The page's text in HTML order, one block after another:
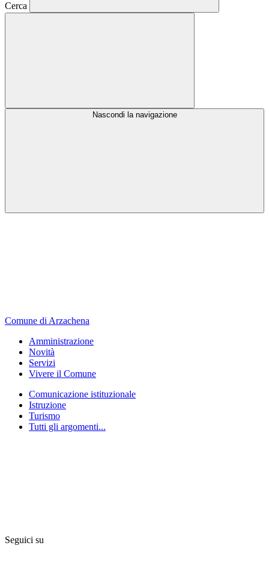
Cerca
Nascondi la navigazione
Comune di Arzachena
Amministrazione
Novità
Servizi
Vivere il Comune
Comunicazione istituzionale
Istruzione
Turismo
Tutti gli argomenti...
Seguici su